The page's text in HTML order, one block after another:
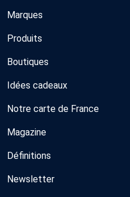
Marques
Produits
Boutiques
Idées cadeaux
Notre carte de France
Magazine
Définitions
Newsletter